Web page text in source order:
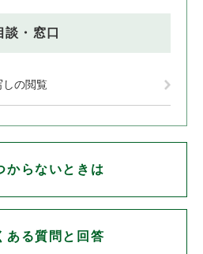
談・窓口
しの閲覧
からないときは
ある質問と回答